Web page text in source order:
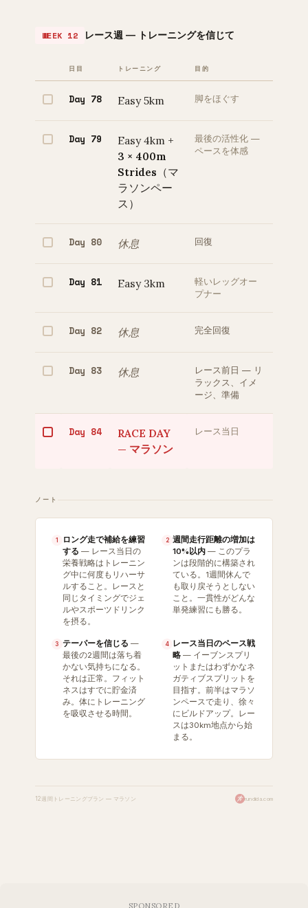
WEEK 12 レース週 — トレーニングを信じて
日目 トレーニング 目的
Day 78 Easy 5km 脚をほぐす
Day 79
Easy 4km +
3 × 400m
Strides （マ
ラソンペー
ス）
最後の活性化 —
ペースを体感
Day 80 休息 回復
Day 81 Easy 3km
軽いレッグオー
プナー
Day 82 休息 完全回復
Day 83 休息
レース前日 — リ
ラックス、イメ
ージ、準備
Day 84
RACE DAY
— マラソン
レース当日
ノート
1
ロング走で補給を練習
する — レース当日の
栄養戦略はトレーニン
グ中に何度もリハーサ
ルすること。レースと
同じタイミングでジェ
ルやスポーツドリンク
を摂る。
2 週間走行距離の増加は
10%以内 — このプラ
ンは段階的に構築され
ている。1週間休んで
も取り戻そうとしない
こと。一貫性がどんな
単発練習にも勝る。
3 テーパーを信じる —
最後の2週間は落ち着
かない気持ちになる。
それは正常。フィット
ネスはすでに貯金済
み。体にトレーニング
を吸収させる時間。
4
レース当日のペース戦
略 — イーブンスプリ
ットまたはわずかなネ
ガティブスプリットを
目指す。前半はマラソ
ンペースで走り、徐々
にビルドアップ。レー
スは30km地点から始
まる。
12週間トレーニングプラン — マラソン rundida.com